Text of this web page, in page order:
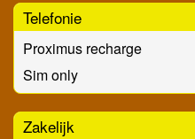
Telefonie
Proximus recharge
Sim only
Zakelijk